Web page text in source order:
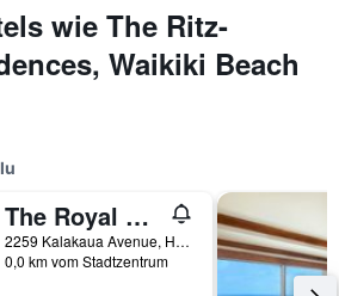
wie The Ritz-
Waikiki Beach
The Royal Hawaiian, a Luxury Collection Resort, Waikiki
2259 Kalakaua Avenue, Honolulu, Oʻahu, HI, USA
0,0 km vom Stadtzentrum